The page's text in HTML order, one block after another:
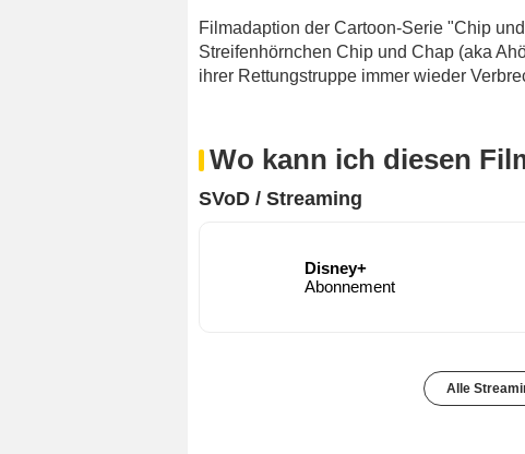
Filmadaption der Cartoon-Serie "Chip
Streifenhörnchen Chip und Chap (aka
ihrer Rettungstruppe immer wieder
Wo kann ich diesen
SVoD / Streaming
Disney+
Abonnement
Alle